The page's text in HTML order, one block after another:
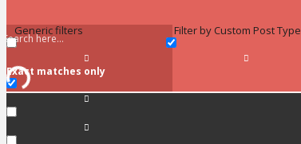
Generic filters
Exact matches only
Filter by Custom Post Type